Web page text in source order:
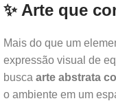
✨ Arte que
Mais do que um
expressão visual de
busca arte abstrata
o ambiente em um